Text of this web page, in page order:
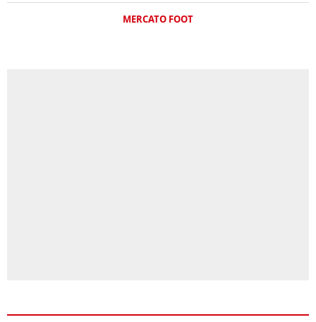
MERCATO FOOT